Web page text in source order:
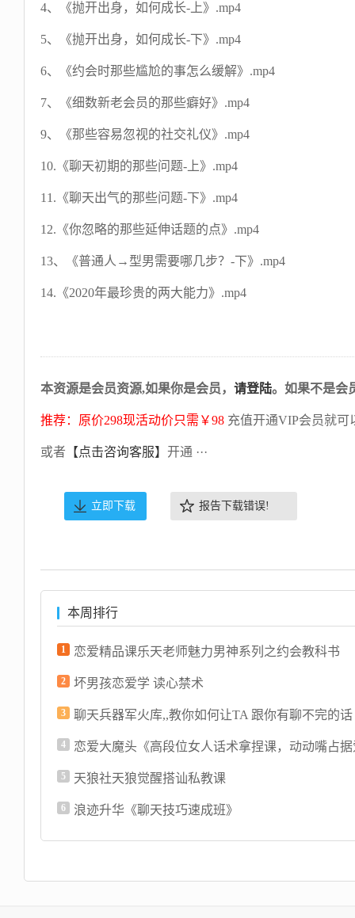
4、《抛开出身，如何成长-上》.mp4
5、《抛开出身，如何成长-下》.mp4
6、《约会时那些尴尬的事怎么缓解》.mp4
7、《细数新老会员的那些癖好》.mp4
9、《那些容易忽视的社交礼仪》.mp4
10.《聊天初期的那些问题-上》.mp4
11.《聊天出气的那些问题-下》.mp4
12.《你忽略的那些延伸话题的点》.mp4
13、《普通人→型男需要哪几步？-下》.mp4
14.《2020年最珍贵的两大能力》.mp4
本资源是会员资源,如果你是会员， 请登陆。如果不是会
推荐：原价298现活动价只需￥98 充值开通VIP会员就可
或者 【点击咨询客服】 开通 ···
立即下载 报告下载错误!
本周排行
1 恋爱精品课乐天老师魅力男神系列之约会教科书
2 坏男孩恋爱学 读心禁术
3 聊天兵器军火库,,教你如何让TA 跟你有聊不完的话
4
5 天狼社天狼觉醒搭讪私教课
6 浪迹升华《聊天技巧速成班》